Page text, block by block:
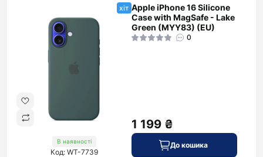
хіт
В наявності
Код: WT-7739
Apple iPhone 16 Silicone
Case with MagSafe - Lake
Green (MYY83) (EU)
0
1 199 ₴
До кошика